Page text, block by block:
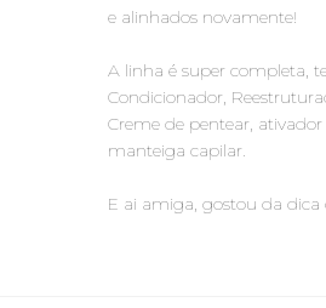
e alinhados novamente!
A linha é super completa,
Condicionador,
Creme de pentear, ativador
manteiga capilar.
E ai amiga, gostou da dica